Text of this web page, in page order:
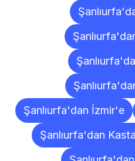
Şanlıurfa'dan İzmir'e
Şanlıurfa'dan